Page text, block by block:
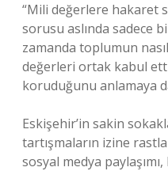
“Mili değerlere hakaret
sorusu aslında sadece
zamanda toplumun
değerleri ortak kabul
koruduğunu anlamaya
Eskişehir’in sakin
tartışmaların izine
sosyal medya